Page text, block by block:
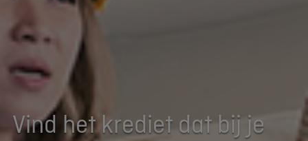
Vind het krediet dat bij je